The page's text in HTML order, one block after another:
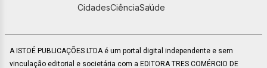
CidadesCiênciaSaúde
A ISTOÉ PUBLICAÇÕES LTDA é um portal digital independente e sem
vinculação editorial e societária com a EDITORA TRES COMÉRCIO DE